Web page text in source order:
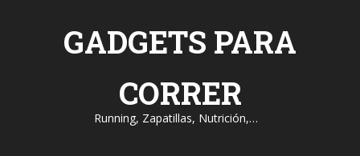
GADGETS PARA
CORRER
Running, Zapatillas, Nutrición,…